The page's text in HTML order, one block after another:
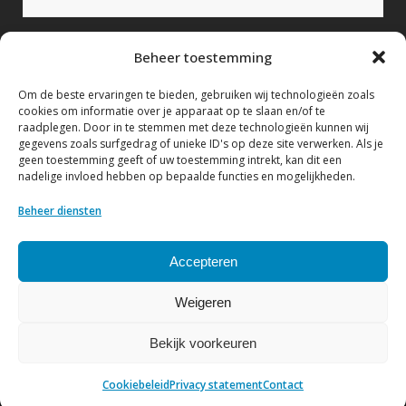
Beheer toestemming
Om de beste ervaringen te bieden, gebruiken wij technologieën zoals
cookies om informatie over je apparaat op te slaan en/of te
raadplegen. Door in te stemmen met deze technologieën kunnen wij
gegevens zoals surfgedrag of unieke ID's op deze site verwerken. Als je
geen toestemming geeft of uw toestemming intrekt, kan dit een
nadelige invloed hebben op bepaalde functies en mogelijkheden.
Beheer diensten
Accepteren
Weigeren
Bekijk voorkeuren
CookiebeleidPrivacy statementContact
Ik geef hierbij toestemming om mijn gegevens te
verwerken conform het Privacy statement.
Privacy statement